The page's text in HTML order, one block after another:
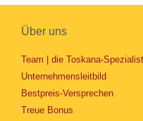
Über uns
Team | die Toskana-
Unternehmensleitbild
Bestpreis-Versprechen
Treue Bonus